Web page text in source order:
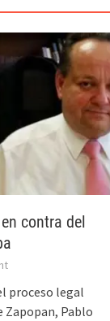
contra del
proceso legal
Zapopan, Pablo